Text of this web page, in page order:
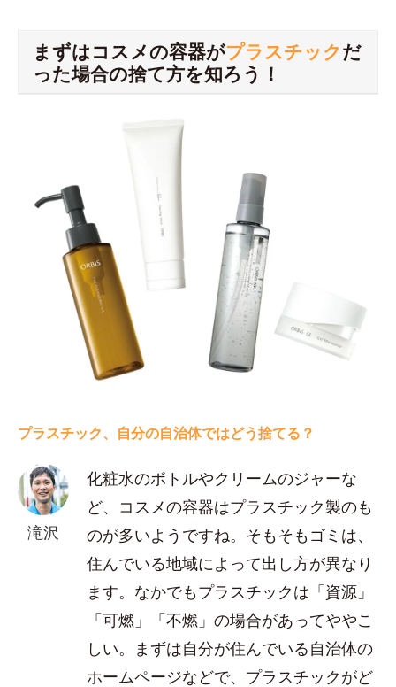
まずはコスメの容器がプラスチックだ
った場合の捨て方を知ろう！
プラスチック、自分の自治体ではどう捨てる？
滝沢
化粧水のボトルやクリームのジャーな
ど、コスメの容器はプラスチック製のも
のが多いようですね。そもそもゴミは、
住んでいる地域によって出し方が異なり
ます。なかでもプラスチックは「資源」
「可燃」「不燃」の場合があってややこ
しい。まずは自分が住んでいる自治体の
ホームページなどで、プラスチックがど